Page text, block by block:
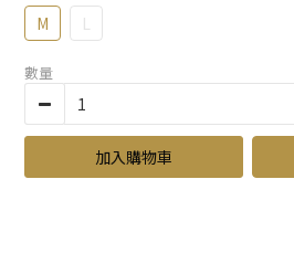
M L
數量
加入購物車